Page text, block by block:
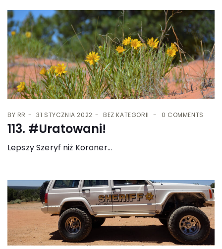
BY RR 31 STYCZNIA 2022 BEZ KATEGORII 0 COMMENTS
113. #Uratowani!
Lepszy Szeryf niż Koroner...